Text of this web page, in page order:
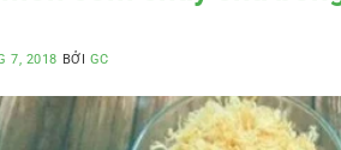
7, 2018 BỞI GC